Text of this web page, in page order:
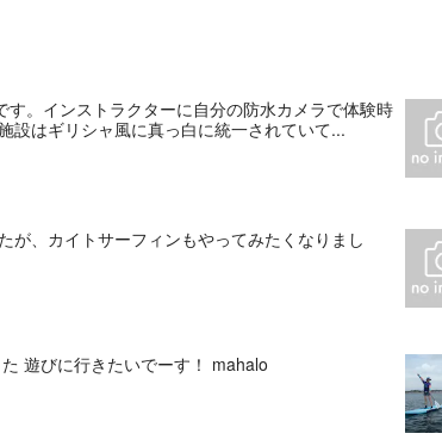
。インストラクターに自分の防水カメラで体験時
設はギリシャ風に真っ白に統一されていて...
が、カイトサーフィンもやってみたくなりまし
遊びに行きたいでーす！ mahalo